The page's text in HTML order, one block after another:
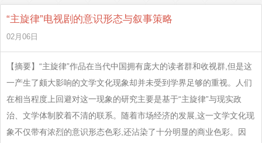
“主旋律”电视剧的意识形态与叙事策略
02月06日
【摘要】“主旋律”作品在当代中国拥有庞大的读者群和收视群,但是这
一产生了颇大影响的文学文化现象却并未受到学界足够的重视。人们
在相当程度上回避对这一现象的研究主要是基于“主旋律”与现实政
治、文学体制胶着不清的联系。随着市场经济的发展,这一文学文化现
象不仅带有浓烈的意识形态色彩,还沾染了十分明显的商业色彩。因